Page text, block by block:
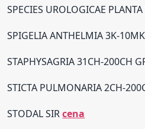
SPECIES UROLOGICAE
SPIGELIA ANTHELMIA 3K-
STAPHYSAGRIA 31CH-200CH
STICTA PULMONARIA 2CH-
STODAL SIRcena